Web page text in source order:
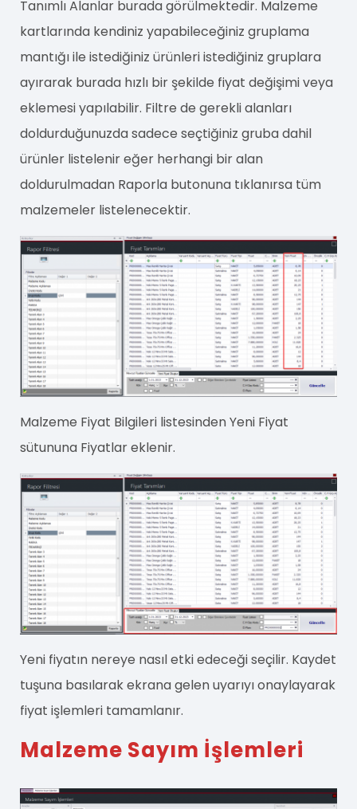
Tanımlı Alanlar burada görülmektedir. Malzeme
kartlarında kendiniz yapabileceğiniz gruplama
mantığı ile istediğiniz ürünleri istediğiniz gruplara
ayırarak burada hızlı bir şekilde fiyat değişimi veya
eklemesi yapılabilir. Filtre de gerekli alanları
doldurduğunuzda sadece seçtiğiniz gruba dahil
ürünler listelenir eğer herhangi bir alan
doldurulmadan Raporla butonuna tıklanırsa tüm
malzemeler listelenecektir.
Malzeme Fiyat Bilgileri listesinden Yeni Fiyat
sütununa Fiyatlar eklenir.
Yeni fiyatın nereye nasıl etki edeceği seçilir. Kaydet
tuşuna basılarak ekrana gelen uyarıyı onaylayarak
fiyat işlemleri tamamlanır.
Malzeme Sayım İşlemleri